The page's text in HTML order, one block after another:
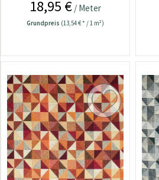
18,95 €/ Meter
Grundpreis (13,54 € * / 1 m²)